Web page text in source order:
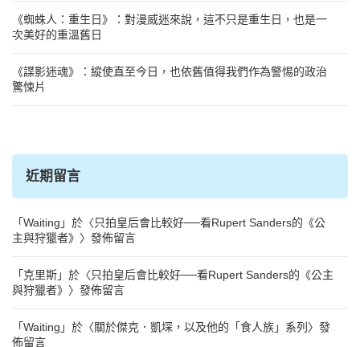
《蜘蛛人：重生日》：對漫威迷來說，這不只是重生日，也是一
次美好的重溫舊日
《諜影迷魂》：縱使直至今日，也依舊值得我們作為警惕的政治
驚悚片
近期留言
「Waiting 」於〈只拍皇后會比較好──看Rupert Sanders的《公
主與狩獵者》 〉發佈留言
「 克里斯」於〈只拍皇后會比較好──看Rupert Sanders的《公主
與狩獵者》 〉發佈留言
「Waiting 」於〈關於傑克．凱堔，以及他的「食人族」系列 〉發
佈留言